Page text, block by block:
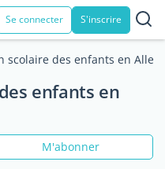
Se connecter S'inscrire
scolaire des enfants en
enfants en
M'abonner